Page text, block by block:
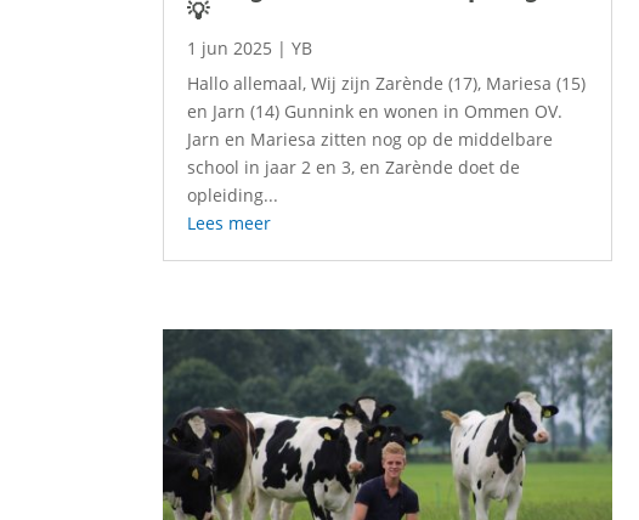
💡
1 jun 2025 |YB
Hallo allemaal, Wij zijn Zarènde (17), Mariesa (15)
en Jarn (14) Gunnink en wonen in Ommen OV.
Jarn en Mariesa zitten nog op de middelbare
school in jaar 2 en 3, en Zarènde doet de
opleiding...
Lees meer